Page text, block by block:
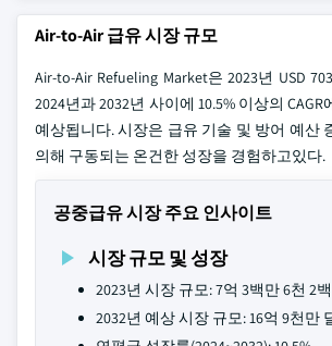
Air-to-Air 급유 시장 규모
Air-to-Air Refueling Market은 2023년 USD
2024년과 2032년 사이에 10.5% 이상의
예상됩니다. 시장은 급유 기술 및 방어 예산
의해 구동되는 온건한 성장을 경험하고있다.
공중급유 시장 주요 인사이트
시장 규모 및 성장
2023년 시장 규모: 7억 3백만 6천 2
2032년 예상 시장 규모: 16억 9천만